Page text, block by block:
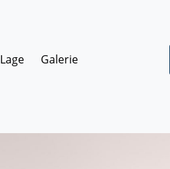
Lage Galerie